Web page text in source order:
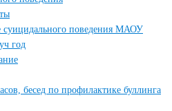
суицидального поведения МАОУ
год
бесед по профилактике буллинга